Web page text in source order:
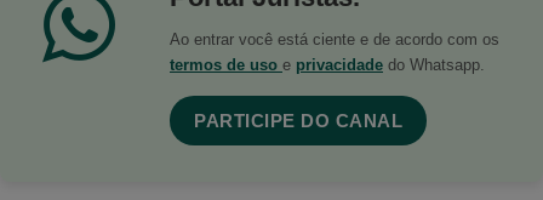
Ao entrar você está ciente e de acordo com os
termos de uso e privacidade do Whatsapp.
PARTICIPE DO CANAL